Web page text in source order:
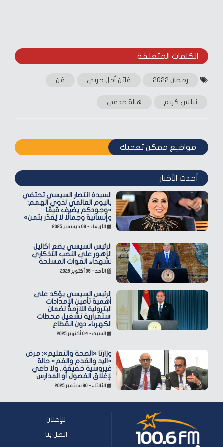
الكلمات المتعلقة‎
رمضان 2022 فاتن أمل حربي فن
نيللي كريم هالة صدقي
مواضيع ممكن تعجبك
أحدث الأخبار
السيدة انتصار السيسي تحتفي
باليوم العالمي لذوي الهمم:
«وجودكم يضيف قيمًا
وإنسانية وجمالًا لا يُقدّر بثمن»
الأربعاء - ٠٣ ديسمبر ٢٠٢٥
الرئيس السيسي يضع أكاليل
الزهور على النصب التذكاري
لشهداء القوات المسلحة
الأحد - ٠٥ أكتوبر ٢٠٢٥
الرئيس السيسي يؤكد على
أهمية تأمين الإمدادات
البترولية اللازمة لضمان
استمرارية تشغيل محطات
الكهرباء دون انقطاع
السبت - ٠٤ أكتوبر ٢٠٢٥
وزارتا «الصحة والتعليم»: مرض
«اليد والقدم والفم» حالة
فيروسية خفيفة.. ولا داعي
لإغلاق الفصول أو المدارس
الثلاثاء - ٣٠ سبتمبر ٢٠٢٥
للإعلان
اتصل بنا